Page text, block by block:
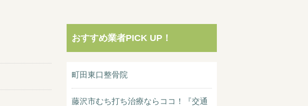
おすすめ業者PICK UP！
町田東口整骨院
藤沢市むち打ち治療ならココ！『交通